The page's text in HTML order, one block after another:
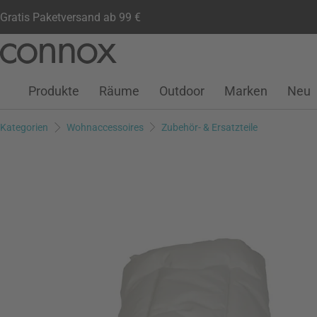
Gratis Paketversand ab 99 €
Seiteninhalt
Suchfeld
Kundenkonto
Wunschliste
Warenkorb
Produkte Räume Outdoor Marken Neu
Kategorien Wohnaccessoires Zubehör- & Ersatzteile